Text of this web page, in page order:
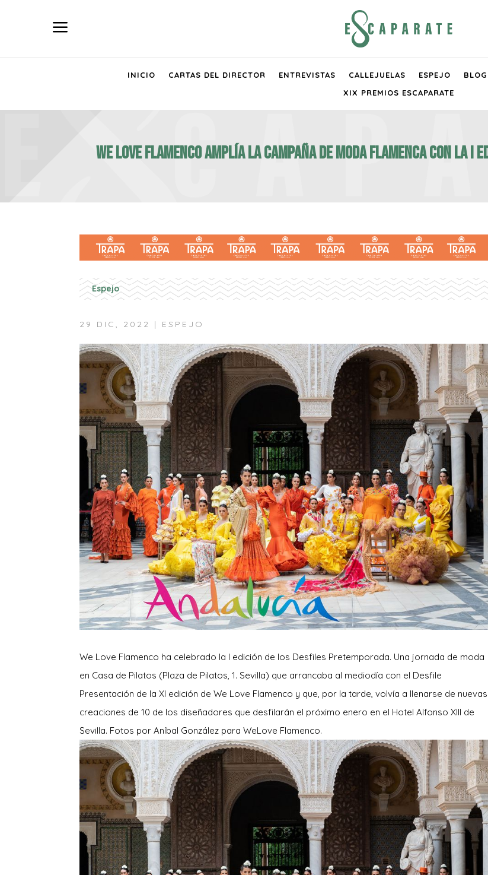
a
INICIO CARTAS DEL DIRECTOR ENTREVISTAS CALLEJUELAS ESPEJO BLOG
XIX PREMIOS ESCAPARATE
WE LOVE FLAMENCO AMPLÍA LA CAMPAÑA DE MODA FLAMENCA CON LA I
Espejo
29 DIC, 2022 | ESPEJO
We Love Flamenco ha celebrado la I edición de los Desfiles Pretemporada. Una jornada de moda
en Casa de Pilatos (Plaza de Pilatos, 1. Sevilla) que arrancaba al mediodía con el Desfile
Presentación de la XI edición de We Love Flamenco y que, por la tarde, volvía a llenarse de nuevas
creaciones de 10 de los diseñadores que desfilarán el próximo enero en el Hotel Alfonso XIII de
Sevilla. Fotos por Aníbal González para WeLove Flamenco.